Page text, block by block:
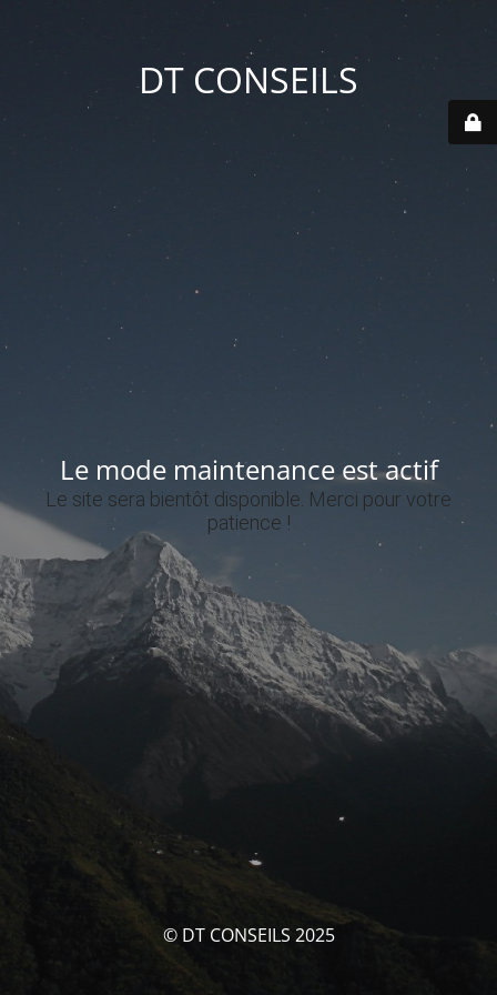
DT CONSEILS
Le mode maintenance est actif
Le site sera bientôt disponible. Merci pour votre
patience !
© DT CONSEILS 2025